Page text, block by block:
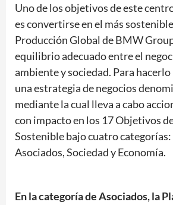
Uno de los objetivos de este
es convertirse en el más
Producción Global de BMW
equilibrio adecuado entre el
ambiente y sociedad. Para
una estrategia de negocios
mediante la cual lleva a cabo
con impacto en los 17 Objetivos
Sostenible bajo cuatro
Asociados, Sociedad y Economía.
En la categoría de Asociados, la